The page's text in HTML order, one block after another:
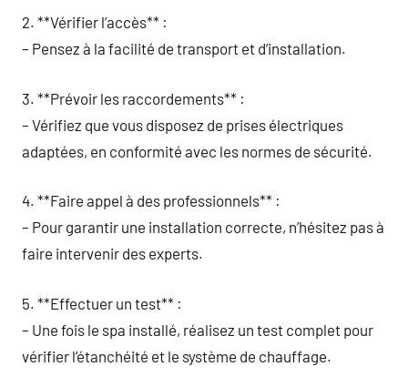
2. **Vérifier l’accès** :
– Pensez à la facilité de transport et d’installation.
3. **Prévoir les raccordements** :
– Vérifiez que vous disposez de prises électriques
adaptées, en conformité avec les normes de sécurité.
4. **Faire appel à des professionnels** :
– Pour garantir une installation correcte, n’hésitez pas à
faire intervenir des experts.
5. **Effectuer un test** :
– Une fois le spa installé, réalisez un test complet pour
vérifier l’étanchéité et le système de chauffage.